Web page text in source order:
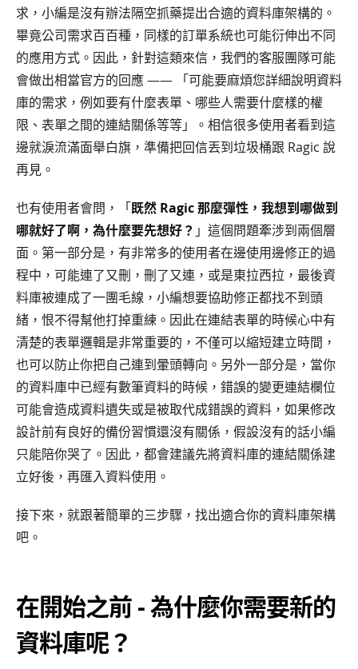
求，小編是沒有辦法隔空抓藥提出合適的資料庫架構的。
畢竟公司需求百百種，同樣的訂單系統也可能衍伸出不同
的應用方式。因此，針對這類來信，我們的客服團隊可能
會做出相當官方的回應 —— 「可能要麻煩您詳細說明資料
庫的需求，例如要有什麼表單、哪些人需要什麼樣的權
限、表單之間的連結關係等等」。相信很多使用者看到這
邊就淚流滿面舉白旗，準備把回信丟到垃圾桶跟 Ragic 說
再見。
也有使用者會問，「既然 Ragic 那麼彈性，我想到哪做到
哪就好了啊，為什麼要先想好？ 」這個問題牽涉到兩個層
面。第一部分是，有非常多的使用者在邊使用邊修正的過
程中，可能連了又刪，刪了又連，或是東拉西拉，最後資
料庫被連成了一團毛線，小編想要協助修正都找不到頭
緒，恨不得幫他打掉重練。因此在連結表單的時候心中有
清楚的表單邏輯是非常重要的，不僅可以縮短建立時間，
也可以防止你把自己連到暈頭轉向。另外一部分是，當你
的資料庫中已經有數筆資料的時候，錯誤的變更連結欄位
可能會造成資料遺失或是被取代成錯誤的資料，如果修改
設計前有良好的備份習慣還沒有關係，假設沒有的話小編
只能陪你哭了。因此，都會建議先將資料庫的連結關係建
立好後，再匯入資料使用。
接下來，就跟著簡單的三步驟，找出適合你的資料庫架構
吧。
在開始之前 - 為什麼你需要新的
資料庫呢？